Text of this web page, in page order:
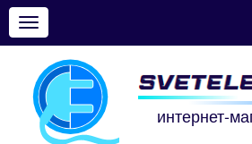
Показать
меню
интернет-